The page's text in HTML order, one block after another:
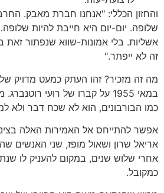
והחזון הכללי: "אנחנו חברת מאבק.
שלופה. יום-יום היא חייבת להיות
אשליות. בלי אמונות-שווא שנפתור
זה לא ייפתר."
מה זה מזכיר? זהו העתק כמעט מדויק
במאי 1955 על קברו של רועי
כמו הבורבונים, הוא לא שכח דבר ולא
אפשר להתייחס אל האמירות האלה
אריאל שרון ושאול מופז, שני האנשים
אחרי שלוש שנים, במקום להעניק לו
כמקובל.